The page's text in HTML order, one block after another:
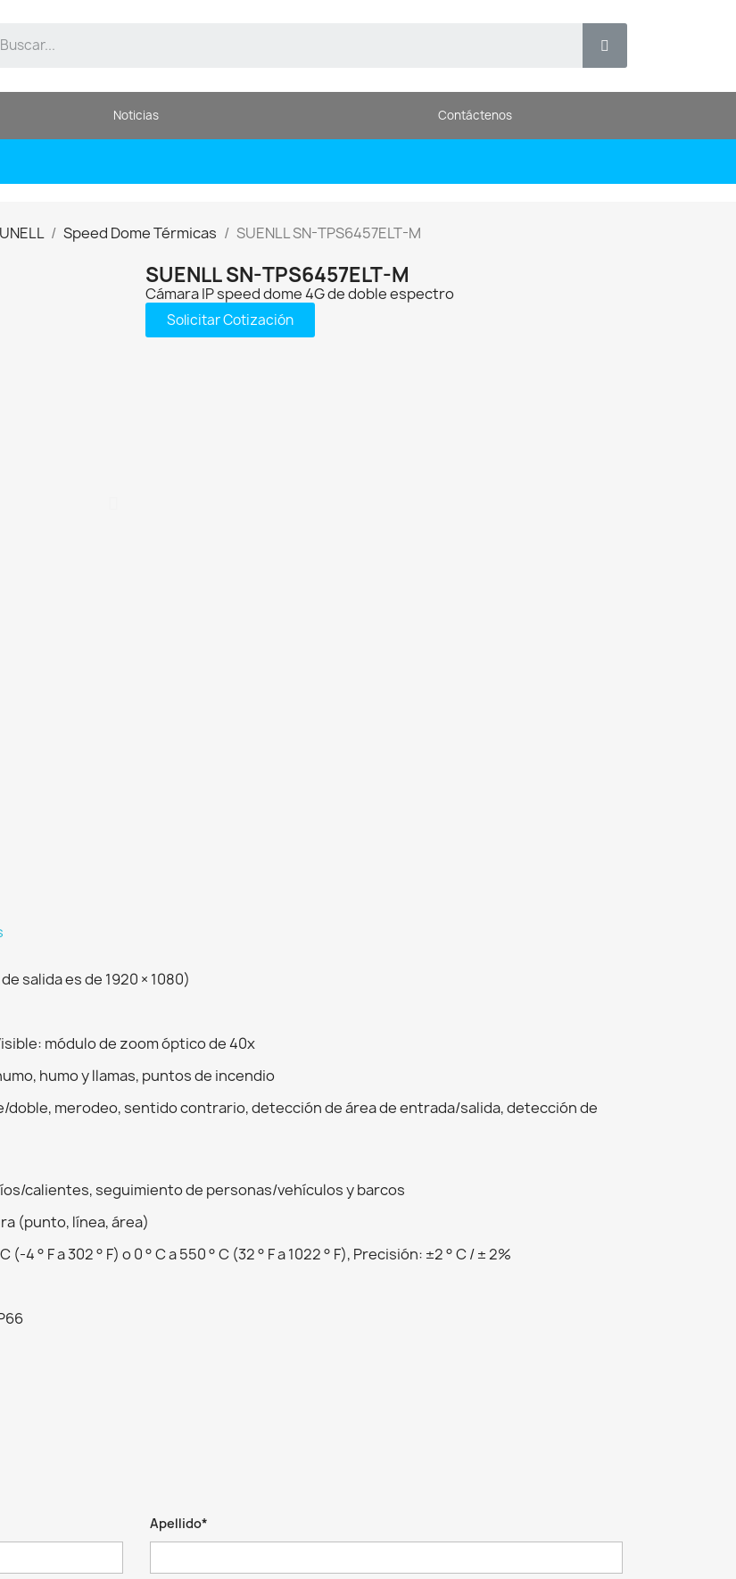
Noticias Contáctenos
Speed Dome Térmicas SUENLL SN-TPS6457ELT-M
SUENLL SN-TPS6457ELT-M
Cámara IP speed dome 4G de doble espectro
Solicitar Cotización
salida es de 1920 × 1080)
módulo de zoom óptico de 40x
humo y llamas, puntos de incendio
merodeo, sentido contrario, detección de área de entrada/salida, detección de
calientes, seguimiento de personas/vehículos y barcos
(punto, línea, área)
° F a 302 ° F) o 0 ° C a 550 ° C (32 ° F a 1022 ° F), Precisión: ±2 ° C / ± 2%
Apellido*